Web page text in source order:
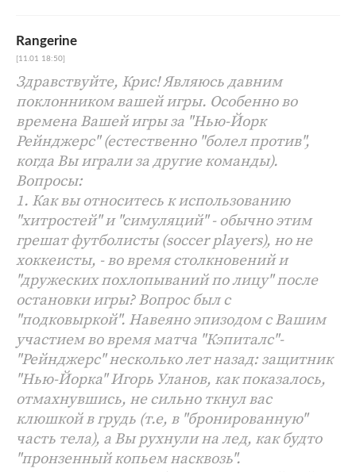
Rangerine
[11.01 18:50]
Здравствуйте, Крис! Являюсь давним
поклонником вашей игры. Особенно во
времена Вашей игры за "Нью-Йорк
Рейнджерс" (естественно "болел против",
когда Вы играли за другие команды).
Вопросы:
1. Как вы относитесь к использованию
"хитростей" и "симуляций" - обычно этим
грешат футболисты (soccer players), но не
хоккеисты, - во время столкновений и
"дружеских похлопываний по лицу" после
остановки игры? Вопрос был с
"подковыркой". Навеяно эпизодом с Вашим
участием во время матча "Кэпиталс"-
"Рейнджерс" несколько лет назад: защитник
"Нью-Йорка" Игорь Уланов, как показалось,
отмахнувшись, не сильно ткнул вас
клюшкой в грудь (т.е, в "бронированную"
часть тела), а Вы рухнули на лед, как будто
"пронзенный копьем насквозь".